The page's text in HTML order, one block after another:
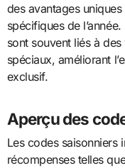
des avantages
spécifiques de
sont souvent liés à
spéciaux, améliorant
exclusif.
Aperçu des
Les codes saisonniers
récompenses telles